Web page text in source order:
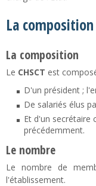
La composition
La composition
Le CHSCT est
D'un président ;
De salariés élus
Et d'un secrétaire
précédemment.
Le nombre
Le nombre de
l'établissement.